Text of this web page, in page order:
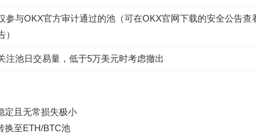
参与OKX官方审计通过的池（可在OKX官网下载的安全公告查
）
注池日交易量，低于5万美元时考虑撤出
定且无常损失极小
换至ETH/BTC池